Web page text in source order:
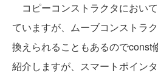
コピーコンストラクタにおい
ていますが、ムーブコンストラ
換えられることもあるのでconst
紹介しますが、スマートポイン